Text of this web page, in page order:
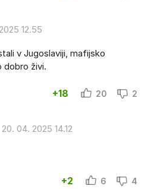
12.55
v Jugoslaviji, mafijsko
dobro živi.
+18 20 2
20. 04. 2025 14.12
+2 6 4